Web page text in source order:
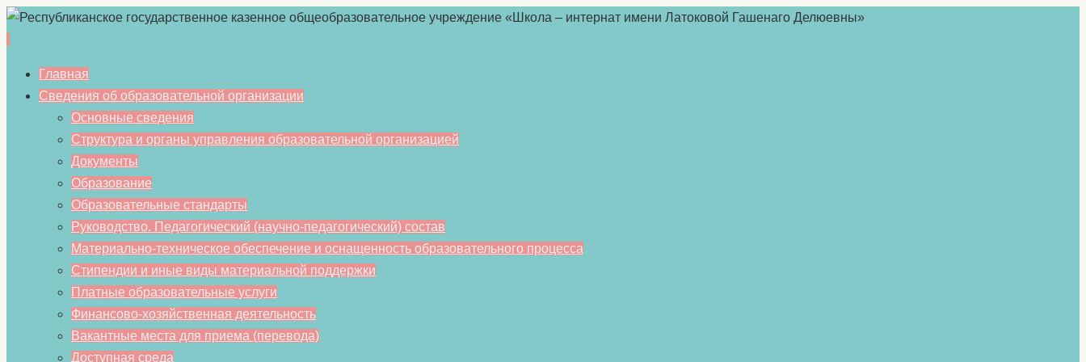
Перейти
содержимому
Главная
Сведения об образовательной организации
Основные сведения
Структура и органы управления образовательной организацией
Документы
Образование
Образовательные стандарты
Руководство. Педагогический (научно-педагогический) состав
Материально-техническое обеспечение и оснащенность образовательного процесса
Стипендии и иные виды материальной поддержки
Платные образовательные услуги
Финансово-хозяйственная деятельность
Вакантные места для приема (перевода)
Доступная среда